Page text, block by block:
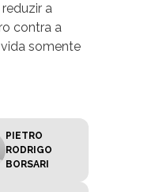
a
contra a
somente
PIETRO
RODRIGO
BORSARI